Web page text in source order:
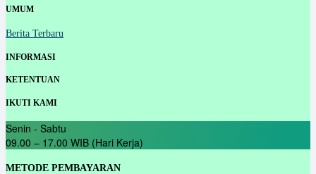
UMUM
Berita Terbaru
INFORMASI
KETENTUAN
IKUTI KAMI
Senin - Sabtu
09.00 – 17.00 WIB (Hari Kerja)
METODE PEMBAYARAN